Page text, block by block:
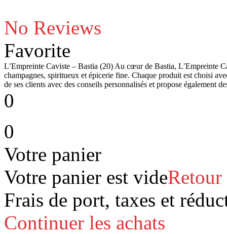
No Reviews
Favorite
L’Empreinte Caviste – Bastia (20) Au cœur de Bastia, L’Empreinte
champagnes, spiritueux et épicerie fine. Chaque produit est choisi
de ses clients avec des conseils personnalisés et propose également
0
0
Votre panier
Votre panier est vide
Frais de port, taxes et
Continuer les achats